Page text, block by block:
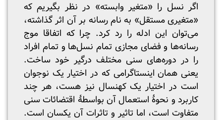
اگر نسل را «متغیر وابسته» در نظر بگیریم که
«متغیری مستقل» به نام رسانه بر آن اثر گذاشته،
می‌توان این ادله را رد کرد. چرا که اتفاقا موج
رسانه‌ها و فضای مجازی تمام نسل‌ها و تمام افراد
را در دوره‌های سنی مختلف درگیر خود ساخت.
یعنی همان اینستاگرامی که در اختیار یک نوجوان
است در اختیار یک کهنسال نیز هست، هر چند
کاربرد و نحوۀ استعمال آن بواسطۀ اقتضائات سنی
متفاوت است، اما تاثیر و تاثرات آن یکسان است.